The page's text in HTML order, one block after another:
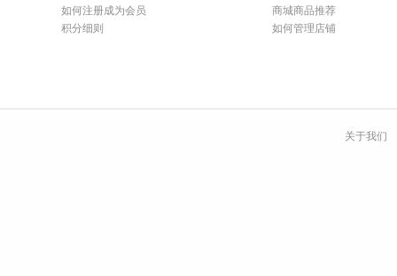
如何注册成为会员
积分细则
商城商品推荐
如何管理店铺
关于我们